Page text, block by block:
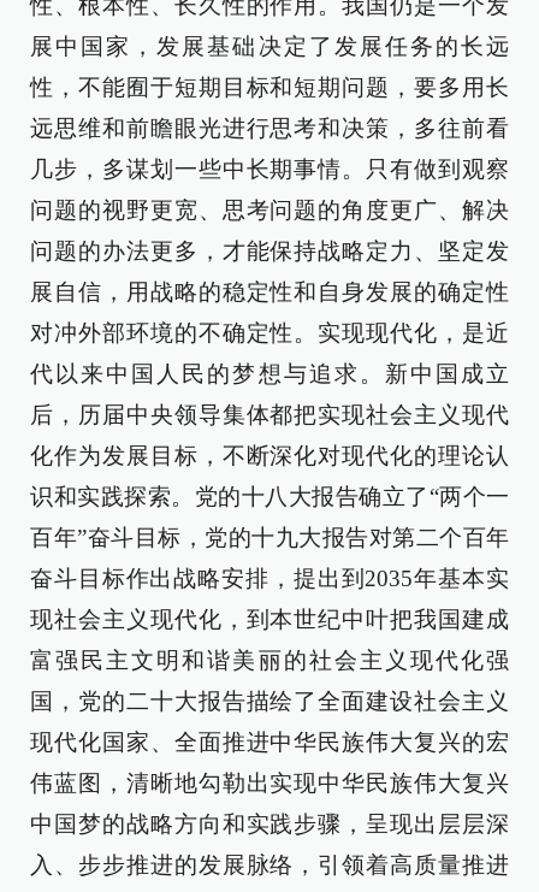
性、根本性、长久性的作用。我国仍是一个发
展中国家，发展基础决定了发展任务的长远
性，不能囿于短期目标和短期问题，要多用长
远思维和前瞻眼光进行思考和决策，多往前看
几步，多谋划一些中长期事情。只有做到观察
问题的视野更宽、思考问题的角度更广、解决
问题的办法更多，才能保持战略定力、坚定发
展自信，用战略的稳定性和自身发展的确定性
对冲外部环境的不确定性。实现现代化，是近
代以来中国人民的梦想与追求。新中国成立
后，历届中央领导集体都把实现社会主义现代
化作为发展目标，不断深化对现代化的理论认
识和实践探索。党的十八大报告确立了“两个一
百年”奋斗目标，党的十九大报告对第二个百年
奋斗目标作出战略安排，提出到2035年基本实
现社会主义现代化，到本世纪中叶把我国建成
富强民主文明和谐美丽的社会主义现代化强
国，党的二十大报告描绘了全面建设社会主义
现代化国家、全面推进中华民族伟大复兴的宏
伟蓝图，清晰地勾勒出实现中华民族伟大复兴
中国梦的战略方向和实践步骤，呈现出层层深
入、步步推进的发展脉络，引领着高质量推进